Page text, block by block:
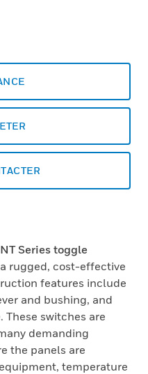
Series toggle
rugged, cost-effective
features include
and bushing, and
These switches are
demanding
the panels are
temperature